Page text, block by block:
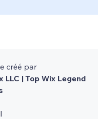
créé par
LLC | Top Wix Legend